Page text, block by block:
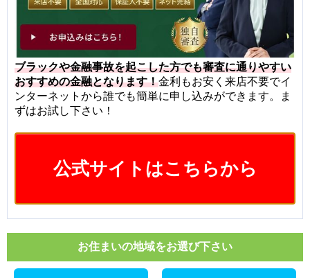
ブラックや金融事故を起こした方でも審査に通りやすい
おすすめの金融となります！金利もお安く来店不要でイ
ンターネットから誰でも簡単に申し込みができます。ま
ずはお試し下さい！
公式サイトはこちらから
お住まいの地域をお選び下さい